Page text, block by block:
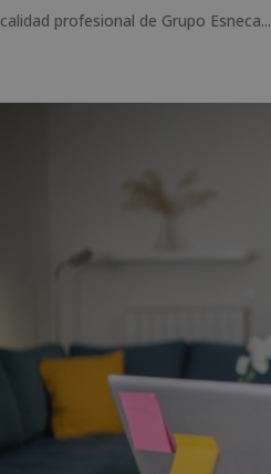
calidad profesional de Grupo Esneca...